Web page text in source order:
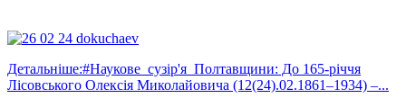
Детальніше:#Наукове_сузір'я_Полтавщини: До 165-річчя
Лісовського Олексія Миколайовича (12(24).02.1861–1934) –...